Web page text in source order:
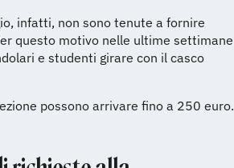
infatti, non sono tenute a fornire
questo motivo nelle ultime settimane
e studenti girare con il casco
possono arrivare fino a 250 euro.